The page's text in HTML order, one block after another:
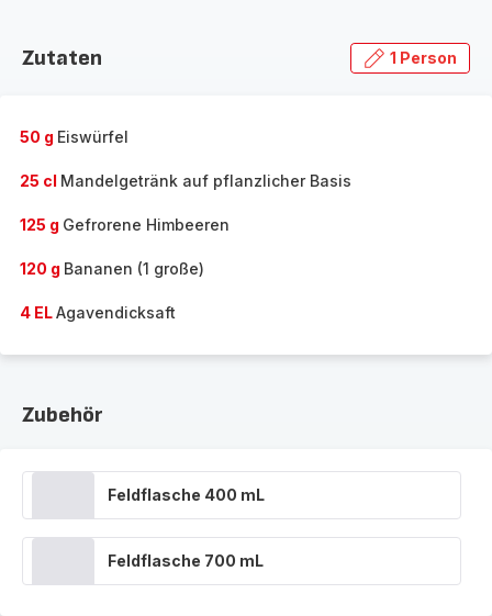
Zutaten 1 Person
50 g Eiswürfel
25 cl Mandelgetränk auf pflanzlicher Basis
125 g Gefrorene Himbeeren
120 g Bananen (1 große)
4 ELAgavendicksaft
Zubehör
Feldflasche 400 mL
Feldflasche 700 mL